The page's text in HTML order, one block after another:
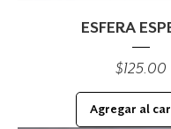
ESFERA
Precio
$125.00
Agregar al